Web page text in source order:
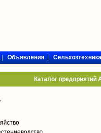
Объявления|Сельхозтехника
Каталог предприятий